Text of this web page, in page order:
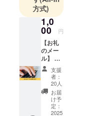
点は、耐水
性が無い、
カビが生え
る、ことで
すが、キノ
ン架橋によ
り膠の耐水
性と抗菌性
を向上させ
る技術材料
方式)
1,0
00 円
【お礼
のメー
ル】 綱
敷天満
宮をた
だただ
応援し
たい人
向けの
リター
支援
者：
20人
お届
け予
定：
2025